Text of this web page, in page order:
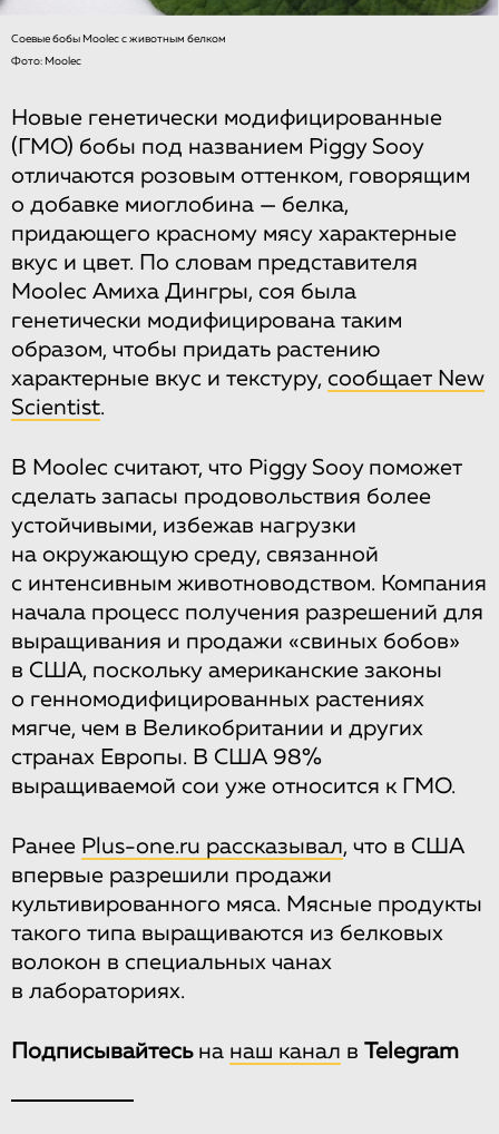
Соевые бобы Moolec с животным белком
Фото: Moolec
Новые генетически модифицированные
(ГМО) бобы под названием Piggy Sooy
отличаются розовым оттенком, говорящим
о добавке миоглобина — белка,
придающего красному мясу характерные
вкус и цвет. По словам представителя
Moolec Амиха Дингры, соя была
генетически модифицирована таким
образом, чтобы придать растению
характерные вкус и текстуру, сообщает New
Scientist.
В Moolec считают, что Piggy Sooy поможет
сделать запасы продовольствия более
устойчивыми, избежав нагрузки
на окружающую среду, связанной
с интенсивным животноводством. Компания
начала процесс получения разрешений для
выращивания и продажи «свиных бобов»
в США, поскольку американские законы
о генномодифицированных растениях
мягче, чем в Великобритании и других
странах Европы. В США 98%
выращиваемой сои уже относится к ГМО.
Ранее Plus-one.ru рассказывал, что в США
впервые разрешили продажи
культивированного мяса. Мясные продукты
такого типа выращиваются из белковых
волокон в специальных чанах
в лабораториях.
Подписывайтесьна наш канал в Telegram